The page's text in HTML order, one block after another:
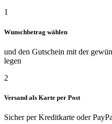
1
Wunschbetrag wählen
und den Gutschein mit der
legen
2
Versand als Karte per Post
Sicher per Kreditkarte oder